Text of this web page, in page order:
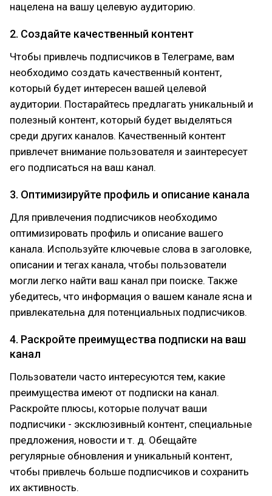
нацелена на вашу целевую аудиторию.
2. Создайте качественный контент
Чтобы привлечь подписчиков в Телеграме, вам
необходимо создать качественный контент,
который будет интересен вашей целевой
аудитории. Постарайтесь предлагать уникальный и
полезный контент, который будет выделяться
среди других каналов. Качественный контент
привлечет внимание пользователя и заинтересует
его подписаться на ваш канал.
3. Оптимизируйте профиль и описание канала
Для привлечения подписчиков необходимо
оптимизировать профиль и описание вашего
канала. Используйте ключевые слова в заголовке,
описании и тегах канала, чтобы пользователи
могли легко найти ваш канал при поиске. Также
убедитесь, что информация о вашем канале ясна и
привлекательна для потенциальных подписчиков.
4. Раскройте преимущества подписки на ваш
канал
Пользователи часто интересуются тем, какие
преимущества имеют от подписки на канал.
Раскройте плюсы, которые получат ваши
подписчики - эксклюзивный контент, специальные
предложения, новости и т. д. Обещайте
регулярные обновления и уникальный контент,
чтобы привлечь больше подписчиков и сохранить
их активность.